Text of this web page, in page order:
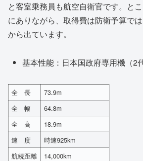
と客室乗務員も航空自衛官です。と
にありながら、取得費は防衛予算で
から出ています。
基本性能：日本国政府専用機（2
全 長
73.9m
全 幅
64.8m
全 高
18.9m
速 度
時速925km
航続距離
14,000km